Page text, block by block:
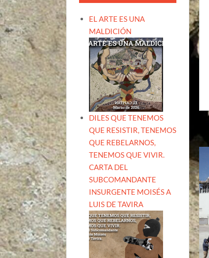
EL ARTE ES UNA
MALDICIÓN
DILES QUE TENEMOS
QUE RESISTIR, TENEMOS
QUE REBELARNOS,
TENEMOS QUE VIVIR.
CARTA DEL
SUBCOMANDANTE
INSURGENTE MOISÉS A
LUIS DE TAVIRA